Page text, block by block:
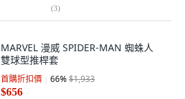
(3)
MARVEL 漫威 SPIDER-MAN 蜘蛛人
雙球型推桿套
首購折扣價 66%$1,933
$656